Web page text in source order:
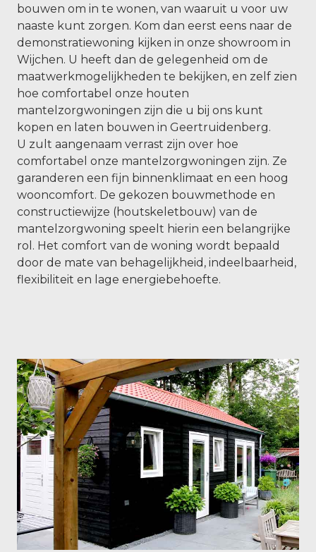
bouwen om in te wonen, van waaruit u voor uw
naaste kunt zorgen. Kom dan eerst eens naar de
demonstratiewoning kijken in onze showroom in
Wijchen. U heeft dan de gelegenheid om de
maatwerkmogelijkheden te bekijken, en zelf zien
hoe comfortabel onze houten
mantelzorgwoningen zijn die u bij ons kunt
kopen en laten bouwen in Geertruidenberg.
U zult aangenaam verrast zijn over hoe
comfortabel onze mantelzorgwoningen zijn. Ze
garanderen een fijn binnenklimaat en een hoog
wooncomfort. De gekozen bouwmethode en
constructiewijze (houtskeletbouw) van de
mantelzorgwoning speelt hierin een belangrijke
rol. Het comfort van de woning wordt bepaald
door de mate van behagelijkheid, indeelbaarheid,
flexibiliteit en lage energiebehoefte.